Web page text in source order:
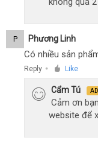
P Phương Linh
Có nhiều sản
Reply ● Like
Cẩm Tú
Cảm ơn
website để